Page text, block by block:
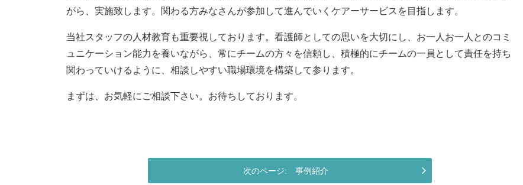
がら、実施致します。 関わる方みなさんが参加して進んでいくケアーサービスを目指しま す。
当社スタッフの人材教育も重要視しております。 看護師としての思いを大切にし、 お一人お一人とのコミ
ュニケーション能力を養いながら、 常にチームの方々を信頼し、 積極的にチームの一員として責任を持ち
関わっていけるように、 相談しやすい職場環境を構築して参ります。
まずは、お気軽にご相談下さい。お待ちしております。
事例紹介